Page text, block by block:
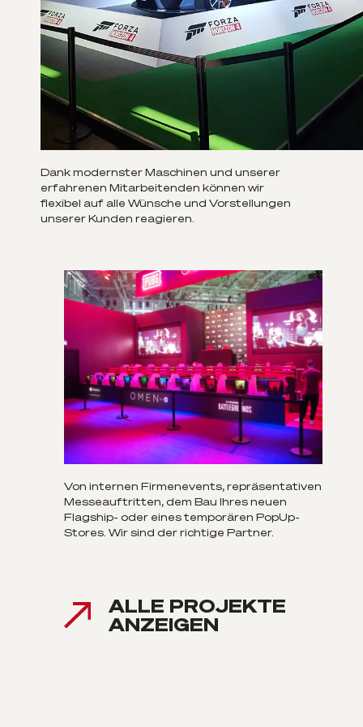
Dank modernster Maschinen und unserer
erfahrenen Mitarbeitenden können wir
flexibel auf alle Wünsche und Vorstellungen
unserer Kunden reagieren.
Von internen Firmenevents, repräsentativen
Messeauftritten, dem Bau Ihres neuen
Flagship- oder eines temporären PopUp-
Stores. Wir sind der richtige Partner.
ALLE PROJEKTE
ANZEIGEN